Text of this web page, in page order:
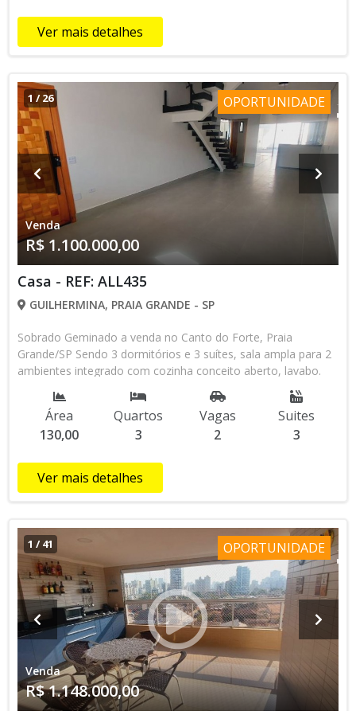
Ver mais detalhes
1 /26 OPORTUNIDADE
Venda
R$ 1.100.000,00
Casa - REF: ALL435
GUILHERMINA, PRAIA GRANDE - SP
Sobrado Geminado a venda no Canto do Forte, Praia
Grande/SP Sendo 3 dormitórios e 3 suítes, sala ampla para 2
ambientes integrado com cozinha conceito aberto, lavabo.
Quintal com área de serviço externa, Piscina e churrasqueira.
2 vagas de garagem. Fino acabamento e piso no porcelanato.
Localizado a 170 metros da Praia, próximo Oxxô, docerias,
sorveteria, padaria Boa Praça, feira livre, mercado, academia
Financiamento Bancário ****Referência ALL435***
Área
130,00
Quartos
3
Vagas
2
Suites
3
Ver mais detalhes
1 /41 OPORTUNIDADE
Venda
R$ 1.148.000,00